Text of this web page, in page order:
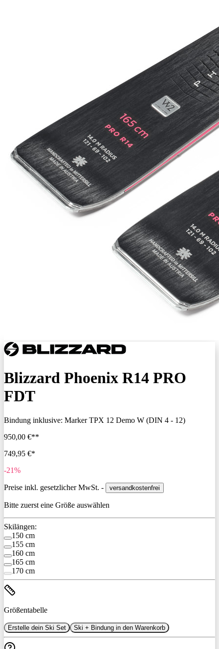
Blizzard Phoenix R14 PRO
FDT
Bindung inklusive: Marker TPX 12 Demo W (DIN 4 - 12)
950,00 €**
749,95 €*
-21%
Preise inkl. gesetzlicher MwSt. - versandkostenfrei
Bitte zuerst eine Größe auswählen
Skilängen:
150 cm
155 cm
160 cm
165 cm
170 cm
Größentabelle
Erstelle dein Ski Set Ski + Bindung in den Warenkorb